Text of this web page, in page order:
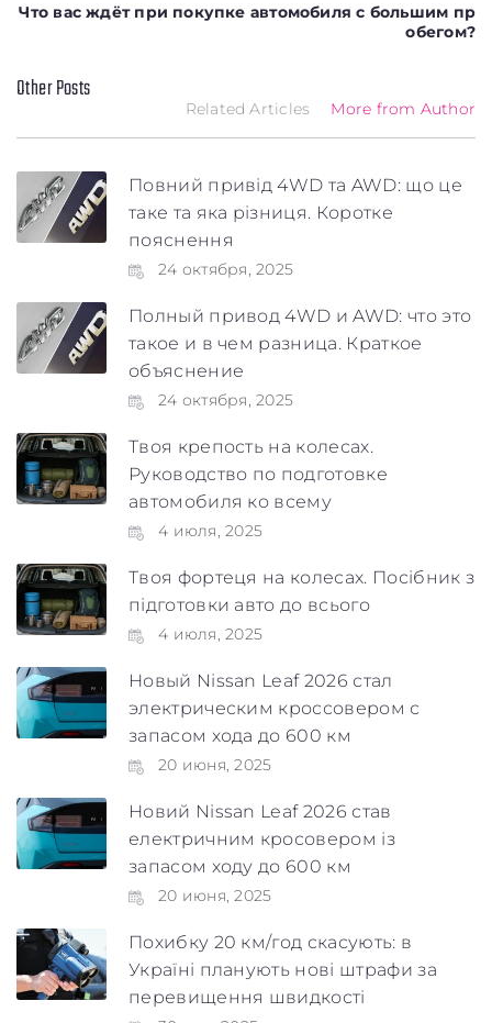
Что вас ждёт при покупке автомобиля с большим пр
обегом?
Other Posts
Related Articles More from Author
Повний привід 4WD та AWD: що це
таке та яка різниця. Коротке
пояснення
24 октября, 2025
Полный привод 4WD и AWD: что это
такое и в чем разница. Краткое
объяснение
24 октября, 2025
Твоя крепость на колесах.
Руководство по подготовке
автомобиля ко всему
4 июля, 2025
Твоя фортеця на колесах. Посібник з
підготовки авто до всього
4 июля, 2025
Новый Nissan Leaf 2026 стал
электрическим кроссовером с
запасом хода до 600 км
20 июня, 2025
Новий Nissan Leaf 2026 став
електричним кросовером із
запасом ходу до 600 км
20 июня, 2025
Похибку 20 км/год скасують: в
Україні планують нові штрафи за
перевищення швидкості
Maximum file size: 100 МБ
ВІДПРАВИТИ